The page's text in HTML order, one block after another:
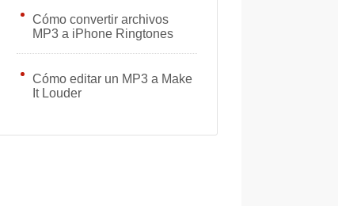
Cómo convertir archivos
MP3 a iPhone Ringtones
Cómo editar un MP3 a Make
It Louder